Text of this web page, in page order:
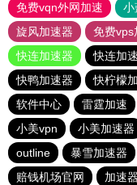
免费vqn外网加速
小
旋风加速器
免费vps
快连加速器
快连加
快鸭加速器
快柠檬
软件中心
雷霆加速
小美vpn
小美加速器
outline
暴雪加速器
赔钱机场官网
加速